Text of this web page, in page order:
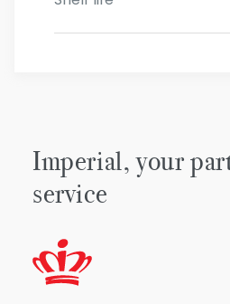
Imperial, your
service